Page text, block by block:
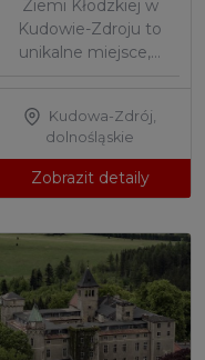
Ziemi Kłodzkiej w
Kudowie-Zdroju to
unikalne miejsce,…
Kudowa-Zdrój,
dolnośląskie
Zobrazit detaily